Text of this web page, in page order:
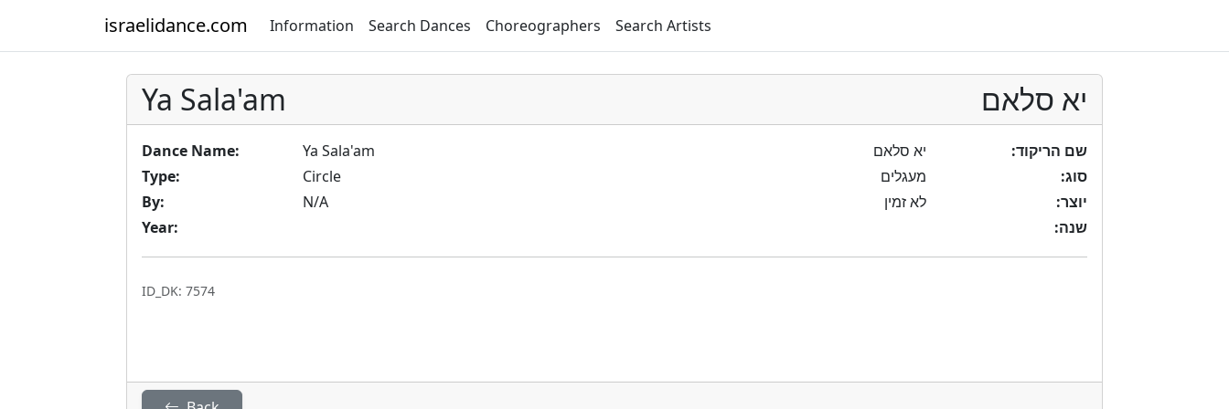
israelidance.com Information Search Dances Choreographers Search Artists
Ya Sala'am יא סלאם
Dance Name:
Ya Sala'am
Type:
Circle
By:
N/A
Year:
שם הריקוד:
יא סלאם
סוג:
מעגלים
יוצר:
לא זמין
שנה:
ID_DK: 7574